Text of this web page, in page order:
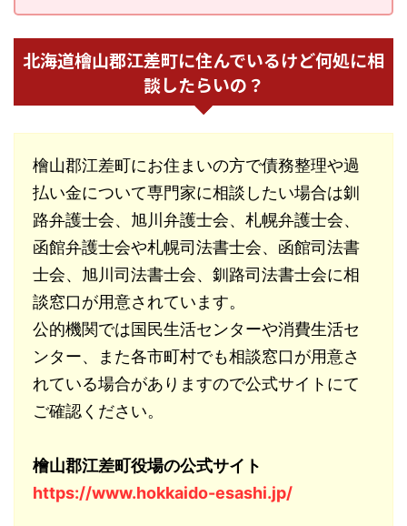
北海道檜山郡江差町に住んでいるけど何処に相
談したらいの？
檜山郡江差町にお住まいの方で債務整理や過
払い金について専門家に相談したい場合は釧
路弁護士会、旭川弁護士会、札幌弁護士会、
函館弁護士会や札幌司法書士会、函館司法書
士会、旭川司法書士会、釧路司法書士会に相
談窓口が用意されています。
公的機関では国民生活センターや消費生活セ
ンター、また各市町村でも相談窓口が用意さ
れている場合がありますので公式サイトにて
ご確認ください。
檜山郡江差町役場の公式サイト
https://www.hokkaido-esashi.jp/